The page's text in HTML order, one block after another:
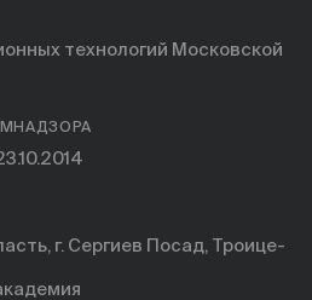
технологий Московской
г. Сергиев Посад, Троице-